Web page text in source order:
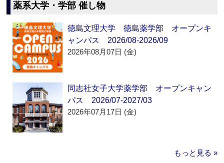
薬系大学・学部 催し物
徳島文理大学 徳島薬学部 オープンキ
ャンパス 2026/08-2026/09
2026年08月07日 (金)
同志社女子大学薬学部 オープンキャン
パス 2026/07-2027/03
2026年07月17日 (金)
もっと見る »